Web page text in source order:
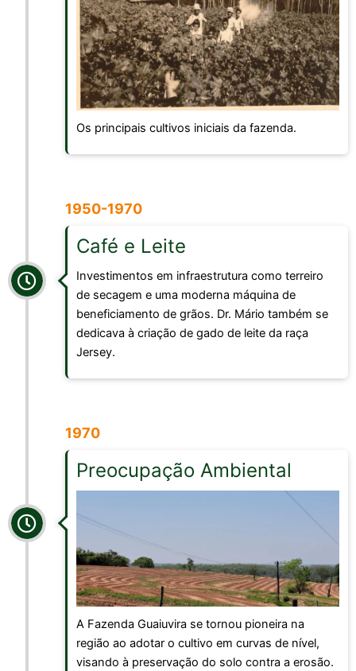
Os principais cultivos iniciais da fazenda.
1950-1970
Café e Leite
Investimentos em infraestrutura como terreiro
de secagem e uma moderna máquina de
beneficiamento de grãos. Dr. Mário também se
dedicava à criação de gado de leite da raça
Jersey.
1970
Preocupação Ambiental
A Fazenda Guaiuvira se tornou pioneira na
região ao adotar o cultivo em curvas de nível,
visando à preservação do solo contra a erosão.